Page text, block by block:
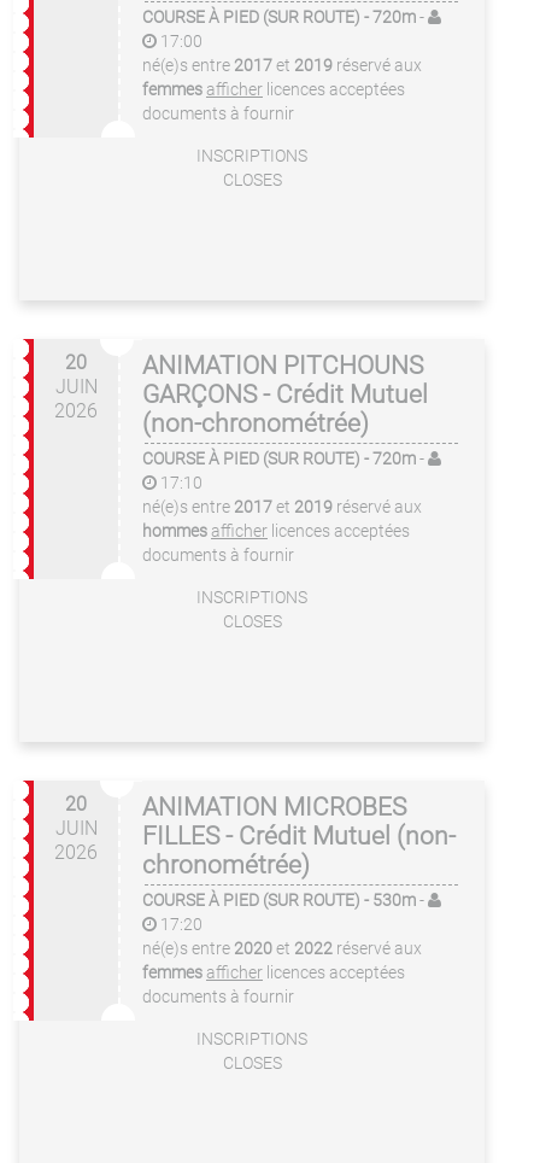
COURSE À PIED (SUR ROUTE) - 720m-
17:00
né(e)s entre 2017et 2019 réservé aux
femmesafficher licences acceptées
documents à fournir
INSCRIPTIONS
CLOSES
20
JUIN
2026
ANIMATION PITCHOUNS
GARÇONS - Crédit Mutuel
(non-chronométrée)
COURSE À PIED (SUR ROUTE) - 720m-
17:10
né(e)s entre 2017et 2019 réservé aux
hommesafficher licences acceptées
documents à fournir
INSCRIPTIONS
CLOSES
20
JUIN
2026
ANIMATION MICROBES
FILLES - Crédit Mutuel (non-
chronométrée)
COURSE À PIED (SUR ROUTE) - 530m-
17:20
né(e)s entre 2020et 2022 réservé aux
femmesafficher licences acceptées
documents à fournir
INSCRIPTIONS
CLOSES